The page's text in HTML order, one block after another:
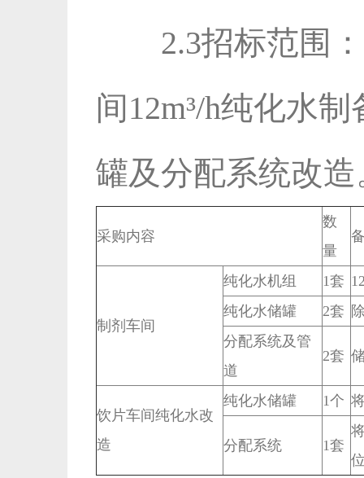
2.3招标范围
间12m³/h纯化水
罐及分配系统改
采购内容
数
量
制剂车间
纯化水机组 1套
纯化水储罐
2套
分配系统及管
道
2套
饮片车间纯化水改
造
纯化水储罐 1个
分配系统 1套